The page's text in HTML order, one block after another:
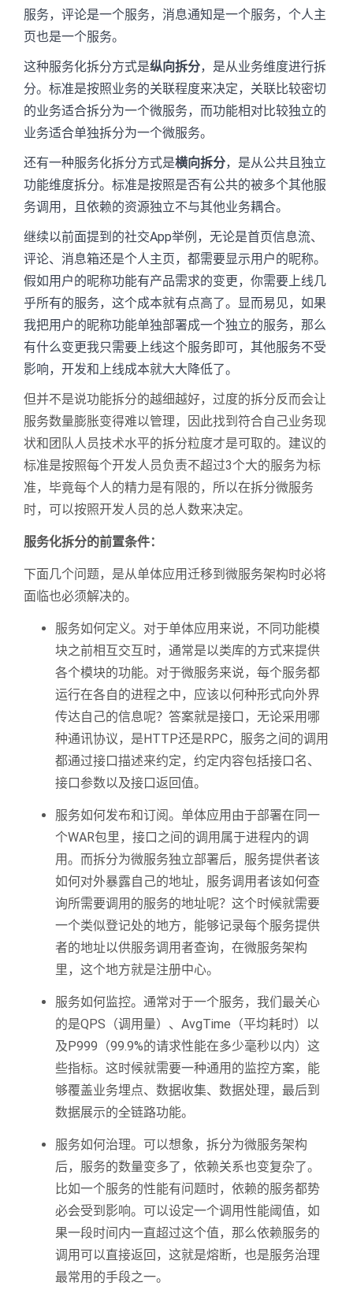
服务，评论是一个服务，消息通知是一个服务，个人主
页也是一个服务。
这种服务化拆分方式是纵向拆分，是从业务维度进行拆
分。标准是按照业务的关联程度来决定，关联比较密切
的业务适合拆分为一个微服务，而功能相对比较独立的
业务适合单独拆分为一个微服务。
还有一种服务化拆分方式是横向拆分，是从公共且独立
功能维度拆分。标准是按照是否有公共的被多个其他服
务调用，且依赖的资源独立不与其他业务耦合。
继续以前面提到的社交App举例，无论是首页信息流、
评论、消息箱还是个人主页，都需要显示用户的昵称。
假如用户的昵称功能有产品需求的变更，你需要上线几
乎所有的服务，这个成本就有点高了。显而易见，如果
我把用户的昵称功能单独部署成一个独立的服务，那么
有什么变更我只需要上线这个服务即可，其他服务不受
影响，开发和上线成本就大大降低了。
但并不是说功能拆分的越细越好，过度的拆分反而会让
服务数量膨胀变得难以管理，因此找到符合自己业务现
状和团队人员技术水平的拆分粒度才是可取的。建议的
标准是按照每个开发人员负责不超过3个大的服务为标
准，毕竟每个人的精力是有限的，所以在拆分微服务
时，可以按照开发人员的总人数来决定。
服务化拆分的前置条件：
下面几个问题，是从单体应用迁移到微服务架构时必将
面临也必须解决的。
服务如何定义。对于单体应用来说，不同功能模
块之前相互交互时，通常是以类库的方式来提供
各个模块的功能。对于微服务来说，每个服务都
运行在各自的进程之中，应该以何种形式向外界
传达自己的信息呢？答案就是接口，无论采用哪
种通讯协议，是HTTP还是RPC，服务之间的调用
都通过接口描述来约定，约定内容包括接口名、
接口参数以及接口返回值。
服务如何发布和订阅。单体应用由于部署在同一
个WAR包里，接口之间的调用属于进程内的调
用。而拆分为微服务独立部署后，服务提供者该
如何对外暴露自己的地址，服务调用者该如何查
询所需要调用的服务的地址呢？这个时候就需要
一个类似登记处的地方，能够记录每个服务提供
者的地址以供服务调用者查询，在微服务架构
里，这个地方就是注册中心。
服务如何监控。通常对于一个服务，我们最关心
的是QPS（调用量）、AvgTime（平均耗时）以
及P999（99.9%的请求性能在多少毫秒以内）这
些指标。这时候就需要一种通用的监控方案，能
够覆盖业务埋点、数据收集、数据处理，最后到
数据展示的全链路功能。
服务如何治理。可以想象，拆分为微服务架构
后，服务的数量变多了，依赖关系也变复杂了。
比如一个服务的性能有问题时，依赖的服务都势
必会受到影响。可以设定一个调用性能阈值，如
果一段时间内一直超过这个值，那么依赖服务的
调用可以直接返回，这就是熔断，也是服务治理
最常用的手段之一。